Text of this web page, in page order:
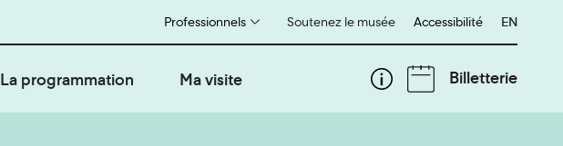
Soutenez le musée
Professionnels Accessibilité English
EN
La programmation Ma visite Billetterie